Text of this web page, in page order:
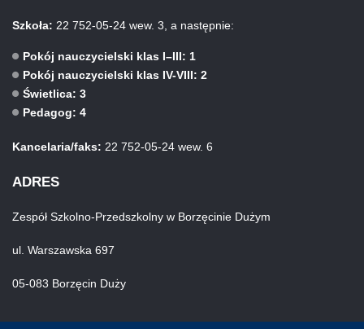
Szkoła: 22 752-05-24 wew. 3, a następnie:
Pokój nauczycielski klas I–III: 1
Pokój nauczycielski klas IV-VIII: 2
Świetlica: 3
Pedagog: 4
Kancelaria/faks: 22 752-05-24 wew. 6
ADRES
Zespół Szkolno-Przedszkolny w Borzęcinie Dużym
ul. Warszawska 697
05-083 Borzęcin Duży